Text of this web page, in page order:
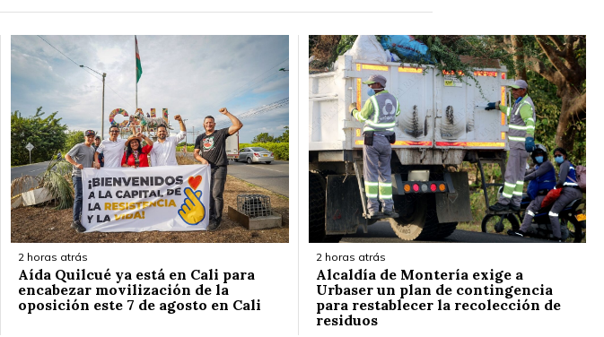
2 horas atrás
Aída Quilcué ya está en Cali para
encabezar movilización de la
oposición este 7 de agosto en Cali
2 horas atrás
Alcaldía de Montería exige a
Urbaser un plan de contingencia
para restablecer la recolección de
residuos